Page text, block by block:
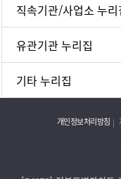
직속기관/사업소 누리
유관기관 누리집
기타 누리집
개인정보처리방침